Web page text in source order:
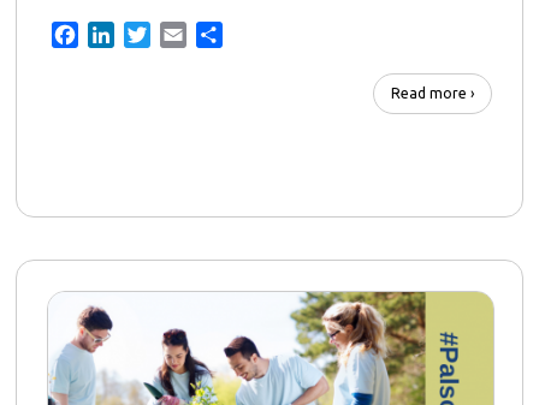
FacebookLinkedInTwitterEmail
Read more ›